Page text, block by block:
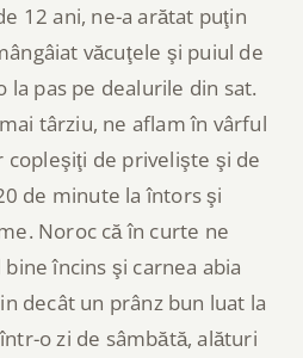
12 ani, ne-a arătat puţin
văcuţele şi puiul de
la pas pe dealurile din sat.
târziu, ne aflam în vârful
copleşiţi de privelişte şi de
de minute la întors şi
Noroc că în curte ne
încins şi carnea abia
decât un prânz bun luat la
o zi de sâmbătă, alături